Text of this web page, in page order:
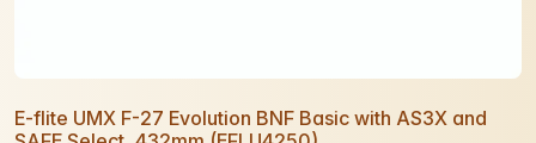
E-flite UMX F-27 Evolution BNF Basic with AS3X and